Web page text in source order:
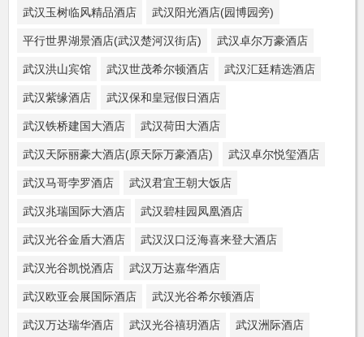
武汉玉树临风精品酒店 武汉阳光酒店(园博园旁)
平行世界湖景酒店(武汉楚河汉街店) 武汉卓尔万豪酒店
武汉洪山宾馆 武汉世茂希尔顿酒店 武汉汇廷精选酒店
武汉紫缘酒店 武汉保和皇冠假日酒店
武汉铁桥建国大酒店 武汉荷田大酒店
武汉天际丽豪大酒店(原天际万豪酒店) 武汉卓尔悦玺酒店
武汉马哥孛罗酒店 武汉君宜王朝大饭店
武汉兆瑞国际大酒店 武汉碧桂园凤凰酒店
武汉光谷金盾大酒店 武汉汉口泛海喜来登大酒店
武汉光谷凯悦酒店 武汉万达嘉华酒店
武汉欧亚会展国际酒店 武汉光谷希尔顿酒店
武汉万达瑞华酒店 武汉光谷禧玥酒店 武汉洲际酒店